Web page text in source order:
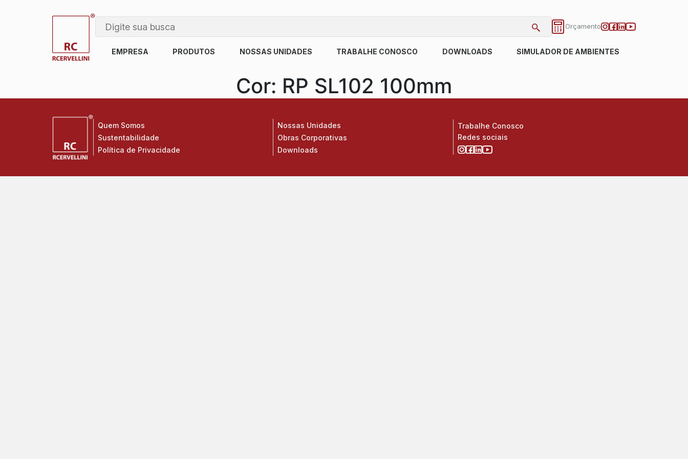
Orçamento
EMPRESA PRODUTOS NOSSAS UNIDADES TRABALHE CONOSCO DOWNLOADS SIMULADOR DE AMBIENTES
Cor: RP SL102 100mm
Quem Somos
Sustentabilidade
Política de Privacidade
Nossas Unidades
Obras Corporativas
Downloads
Trabalhe Conosco
Redes sociais